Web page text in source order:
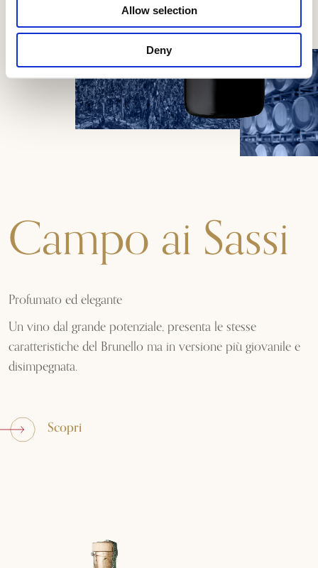
Allow selection
Deny
Campo ai Sassi
Profumato ed elegante
Un vino dal grande potenziale, presenta le stesse
caratteristiche del Brunello ma in versione più giovanile e
disimpegnata.
Scopri